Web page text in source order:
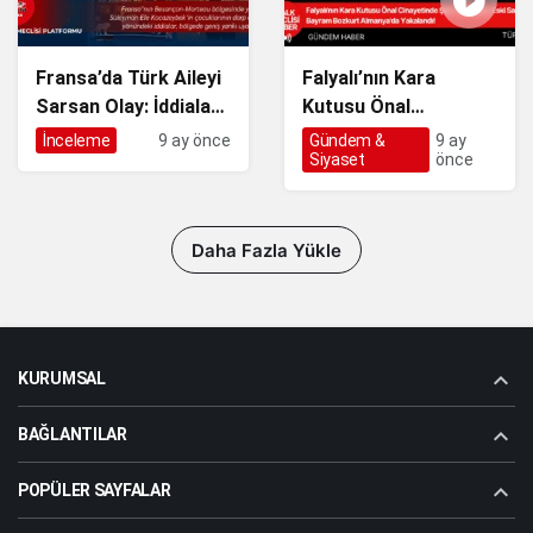
Fransa’da Türk Aileyi
Sarsan Olay: İddialar
Üzerine Soruşturma
İnceleme 9 ay önce
Falyalı’nın Kara
Kutusu Önal
Cinayetinde Şok
Tutuklama: Eski Savcı
Yakalandı!
Gündem &
Siyaset
9 ay
önce
Daha Fazla Yükle
KURUMSAL
BAĞLANTILAR
POPÜLER SAYFALAR